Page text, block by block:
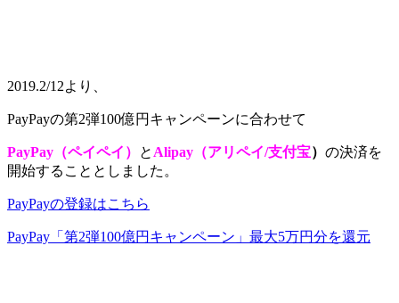
2019.2/12より、
PayPayの第2弾100億円キャンペーンに合わせて
PayPay（ペイペイ） と Alipay（アリペイ/支付宝） の決済を
開始することとしました。
PayPayの登録はこちら
PayPay「第2弾100億円キャンペーン」最大5万円分を還元